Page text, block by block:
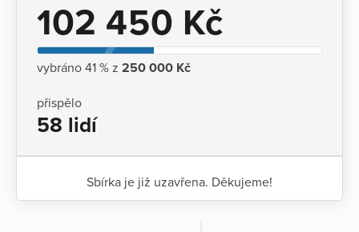
102 450 Kč
vybráno 41 % z 250 000 Kč
přispělo
58 lidí
Sbírka je již uzavřena. Děkujeme!